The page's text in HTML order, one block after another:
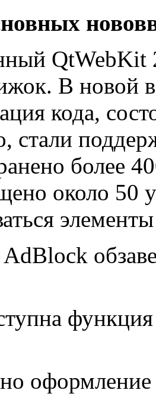
QtWebKit
В новой
кода,
стали
более
около 50